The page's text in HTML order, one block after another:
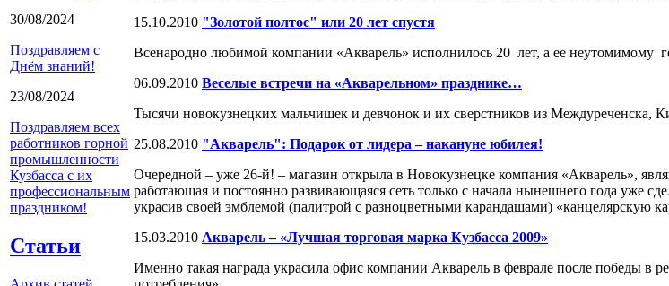
30/08/2024
Поздравляем с
Днём знаний!
23/08/2024
Поздравляем всех
работников горной
промышленности
Кузбасса с их
профессиональным
праздником!
Статьи
15.10.2010 "Золотой полтос" или 20 лет спустя
Всенародно любимой компании «Акварель» исполнилось 20 лет, а ее неутомимому
06.09.2010 Веселые встречи на «Акварельном» празднике…
Тысячи новокузнецких мальчишек и девчонок и их сверстников из Междуреченска,
25.08.2010 "Акварель": Подарок от лидера – накануне юбилея!
Очередной – уже 26-й! – магазин открыла в Новокузнецке компания «Акварель»,
работающая и постоянно развивающаяся сеть только с начала нынешнего года уже
украсив своей эмблемой (палитрой с разноцветными карандашами) «канцелярскую
15.03.2010 Акварель – «Лучшая торговая марка Кузбасса 2009»
Именно такая награда украсила офис компании Акварель в феврале после победы в